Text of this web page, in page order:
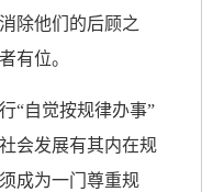
除他们的后顾之
有位。
“自觉按规律办事”
会发展有其内在规
成为一门尊重规